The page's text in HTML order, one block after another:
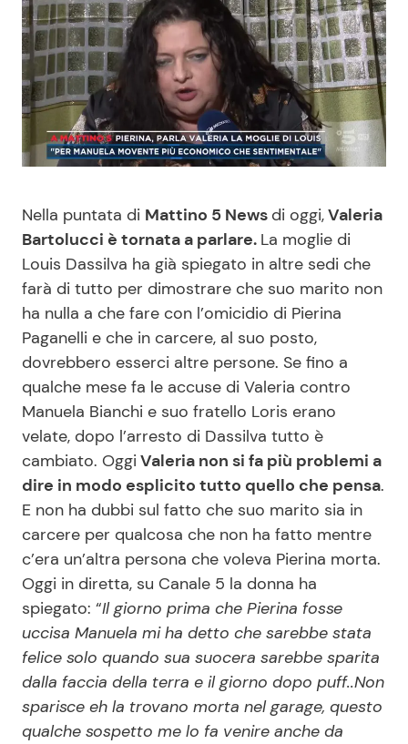
Benessere
Casa
Moda e Style
News benessere
Salute
Viaggi e Turismo
Festività
Cucina e Ricette
Consigli di Cucina
Dolci
Primi Piatti
Ricette Facili e Veloci
Ricette Feste
Ricette per Bambini
Seguici
Info
Chi siamo
Disclaimer e Privacy
Redazione
Contattaci
Nella puntata di Mattino 5 News di oggi,Valeria
Bartolucci è tornata a parlare. La moglie di
Louis Dassilva ha già spiegato in altre sedi che
farà di tutto per dimostrare che suo marito non
ha nulla a che fare con l’omicidio di Pierina
Paganelli e che in carcere, al suo posto,
dovrebbero esserci altre persone. Se fino a
qualche mese fa le accuse di Valeria contro
Manuela Bianchi e suo fratello Loris erano
velate, dopo l’arresto di Dassilva tutto è
cambiato. Oggi Valeria non si fa più problemi a
dire in modo esplicito tutto quello che pensa.
E non ha dubbi sul fatto che suo marito sia in
carcere per qualcosa che non ha fatto mentre
c’era un’altra persona che voleva Pierina morta.
Oggi in diretta, su Canale 5 la donna ha
spiegato: “Il giorno prima che Pierina fosse
uccisa Manuela mi ha detto che sarebbe stata
felice solo quando sua suocera sarebbe sparita
dalla faccia della terra e il giorno dopo puff..Non
sparisce eh la trovano morta nel garage, questo
qualche sospetto me lo fa venire anche da